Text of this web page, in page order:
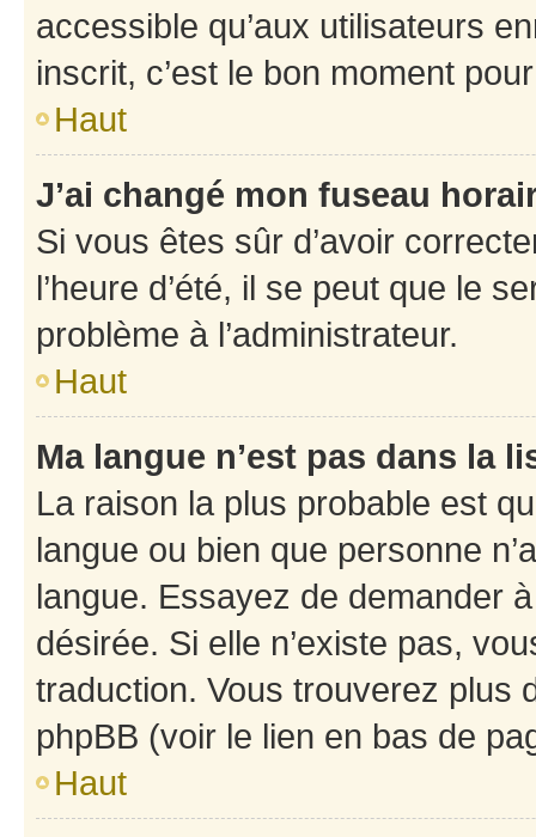
accessible qu’aux utilisateurs
inscrit, c’est le bon moment
Haut
J’ai changé mon fuseau
Si vous êtes sûr d’avoir
l’heure d’été, il se peut que le
problème à l’administrateur.
Haut
Ma langue n’est pas dans la
La raison la plus probable est
langue ou bien que personne
langue. Essayez de demander
désirée. Si elle n’existe pas,
traduction. Vous trouverez plus
phpBB (voir le lien en bas de
Haut